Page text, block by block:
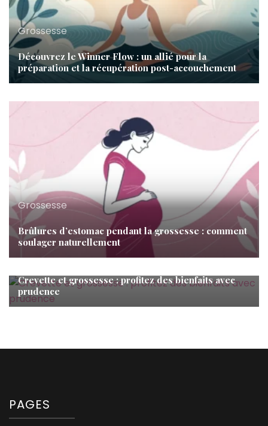
Grossesse
Découvrez le Winner Flow : un allié pour la
préparation et la récupération post-accouchement
Grossesse
Brûlures d’estomac pendant la grossesse : comment
soulager naturellement
Grossesse
Crevette et grossesse : profitez des bienfaits avec
prudence
PAGES